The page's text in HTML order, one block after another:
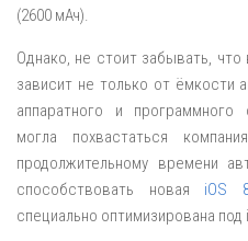
(2600 мАч).
Однако, не стоит забывать,
зависит не только от ёмкости
аппаратного и
могла похвастаться
продолжительному времени
способствовать новая iOS
специально оптимизирована под